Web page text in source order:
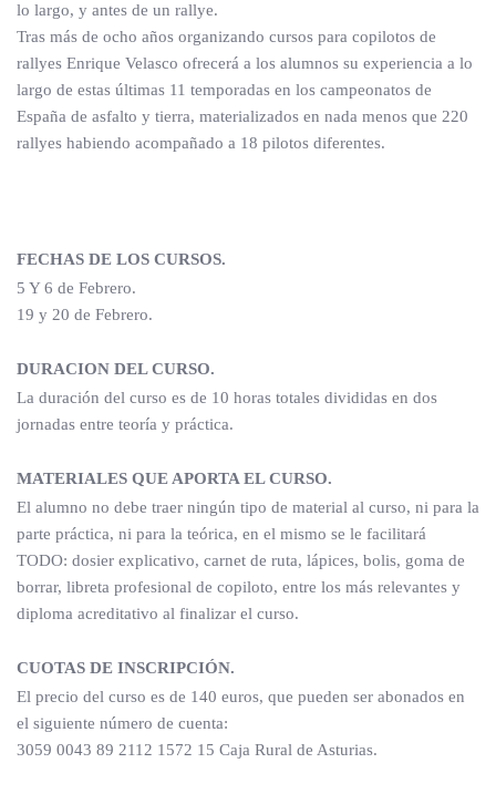
lo largo, y antes de un rallye.
Tras más de ocho años organizando cursos para copilotos de
rallyes Enrique Velasco ofrecerá a los alumnos su experiencia a lo
largo de estas últimas 11 temporadas en los campeonatos de
España de asfalto y tierra, materializados en nada menos que 220
rallyes habiendo acompañado a 18 pilotos diferentes.
FECHAS DE LOS CURSOS.
5 Y 6 de Febrero.
19 y 20 de Febrero.
DURACION DEL CURSO.
La duración del curso es de 10 horas totales divididas en dos
jornadas entre teoría y práctica.
MATERIALES QUE APORTA EL CURSO.
El alumno no debe traer ningún tipo de material al curso, ni para la
parte práctica, ni para la teórica, en el mismo se le facilitará
TODO: dosier explicativo, carnet de ruta, lápices, bolis, goma de
borrar, libreta profesional de copiloto, entre los más relevantes y
diploma acreditativo al finalizar el curso.
CUOTAS DE INSCRIPCIÓN.
El precio del curso es de 140 euros, que pueden ser abonados en
el siguiente número de cuenta:
3059 0043 89 2112 1572 15 Caja Rural de Asturias.